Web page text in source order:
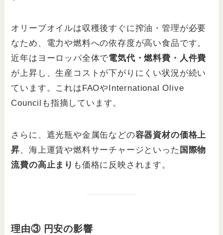
オリーブオイルは収穫後すぐに搾油・管理が必要
なため、電力や燃料への依存度が高い食品です。
近年はヨーロッパ全体で電気代・燃料費・人件費
が上昇し、生産コストが下がりにくい状況が続い
ています。これはFAOやInternational Olive
Councilも指摘しています。
さらに、遮光瓶や金属缶などの容器資材の価格上
昇、海上運賃や燃料サーチャージといった 国際物
流費の高止まり も価格に反映されます。
理由③ 円安の影響